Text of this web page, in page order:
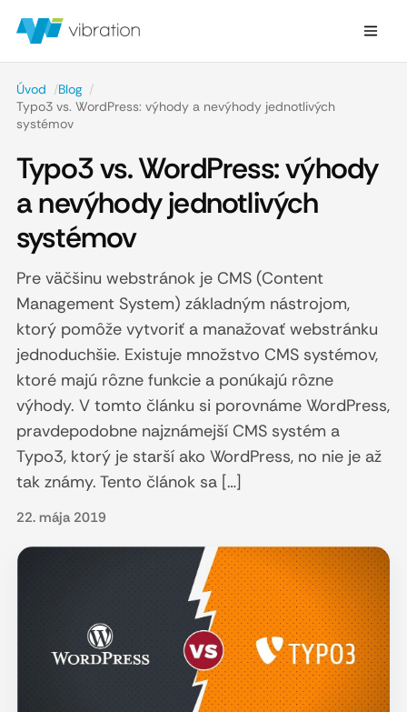
Úvod /Blog /
Typo3 vs. WordPress: výhody a nevýhody jednotlivých
systémov
Typo3 vs. WordPress: výhody
a nevýhody jednotlivých
systémov
Pre väčšinu webstránok je CMS (Content
Management System) základným nástrojom,
ktorý pomôže vytvoriť a manažovať webstránku
jednoduchšie. Existuje množstvo CMS systémov,
ktoré majú rôzne funkcie a ponúkajú rôzne
výhody. V tomto článku si porovnáme WordPress,
pravdepodobne najznámejší CMS systém a
Typo3, ktorý je starší ako WordPress, no nie je až
tak známy. Tento článok sa […]
22. mája 2019